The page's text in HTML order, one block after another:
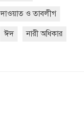
দাওয়াত ও তাবলীগ
ঈদ নারী অধিকার